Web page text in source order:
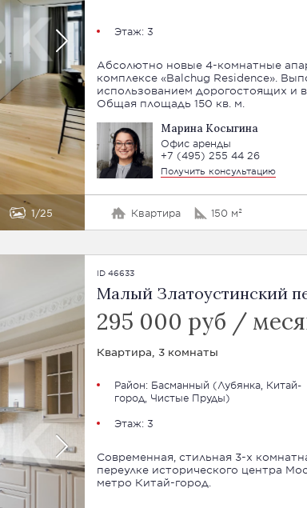
1 25
Этаж: 3
Абсолютно новые 4-комнатные
комплексе «Balchug Residence».
использованием дорогостоящих и
Общая площадь 150 кв. м.
Марина Косыгина
Офис аренды
+7 (495) 255 44 26
Получить консультацию
Квартира 150 м²
ID 46633
Малый Златоустинский
295 000 руб /
Квартира, 3 комнаты
Район: Басманный (Лубянка, Китай-
город, Чистые Пруды)
Этаж: 3
Современная, стильная 3-х
переулке исторического центра
метро Китай-город.